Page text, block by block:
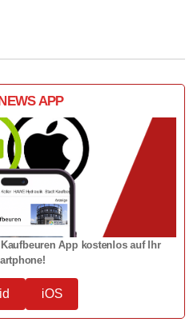
APP
App kostenlos auf Ihr
iOS